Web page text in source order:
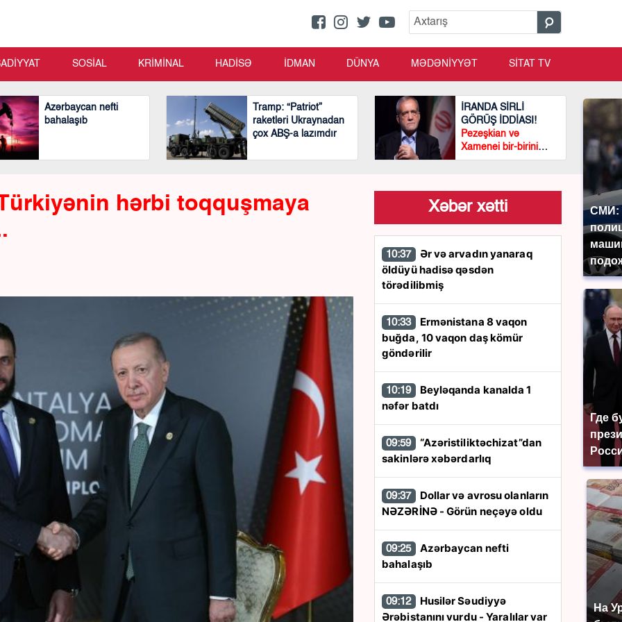
СМИ:
Где
На
SOSİAL KRİMİNAL HADİSƏ İDMAN DÜNYA MƏDƏNİYYƏT SİTAT TV
Azərbaycan nefti
bahalaşıb
Tramp: “Patriot”
raketləri Ukraynadan
çox ABŞ-a lazımdır
İRANDA SİRLİ
GÖRÜŞ İDDİASI!
Pezeşkian və
Xamenei bir-birini
görmədən
hərbi toqquşmaya
Xəbər xətti
10:37
öldüyü hadisə qəsdən
törədilibmiş
10:33
buğda, 10 vaqon daş kömür
göndərilir
10:19
nəfər batdı
09:59
sakinlərə xəbərdarlıq
09:37
NƏZƏRİNƏ - Görün neçəyə oldu
09:25
bahalaşıb
09:12
Ərəbistanını vurdu - Yaralılar var